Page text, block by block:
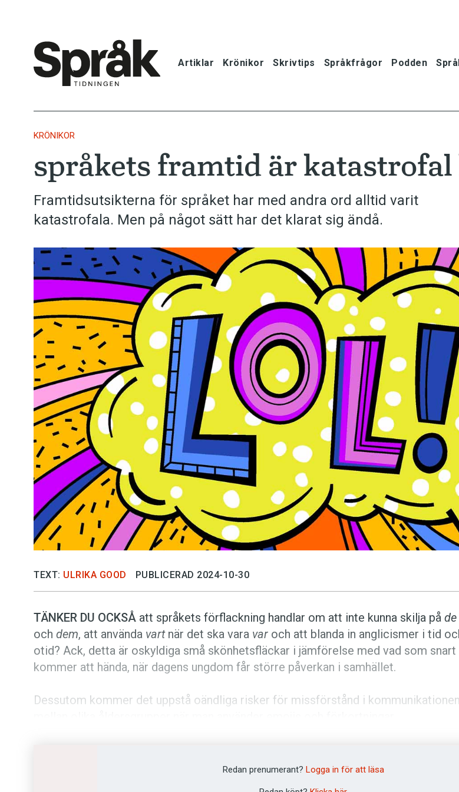
Artiklar Krönikor Skrivtips Språkfrågor Podden
Krönikor
Språkfrågor
Skrivtips
Bokrecensioner
Kviss
Podden
Anmäl till språkpolisen
Föreslå nyord
Annonsera
Prenumerera
Läs Språktidningen digitalt
Press
KRÖNIKOR
språkets framtid är katastrofal
Framtidsutsikterna för språket har med andra ord alltid varit
katastrofala. Men på något sätt har det klarat sig ändå.
TEXT: ULRIKA GOOD PUBLICERAD 2024-10-30
TÄNKER DU OCKSÅ att språkets förflackning handlar om att inte kunna skilja på de
och dem, att använda vartnär det ska vara var och att blanda in anglicismer i tid
otid? Ack, detta är oskyldiga små skönhetsfläckar i jämförelse med vad som snart
kommer att hända, när dagens ungdom får större påverkan i samhället.
Dessutom kommer det uppstå oändliga risker för missförstånd i kommunikationen
med en smartphone i handen och är uppkopplade dygnet runt. Mejl skickar de
Redan prenumerant? Logga in för att läsa